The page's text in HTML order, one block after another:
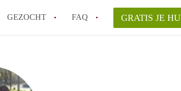
GEZOCHT FAQ
translate HuurwoningenRotterdam!
GRATIS JE